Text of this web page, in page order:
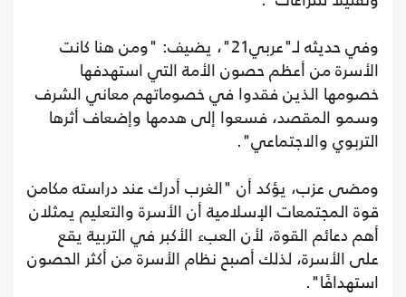
وفي حديثه لـ"عربي21"، يضيف: "ومن هنا كانت
الأسرة من أعظم حصون الأمة التي استهدفها
خصومها الذين فقدوا في خصوماتهم معاني الشرف
وسمو المقصد، فسعوا إلى هدمها وإضعاف أثرها
التربوي والاجتماعي".
ومضى عزب، يؤكد أن "الغرب أدرك عند دراسته مكامن
قوة المجتمعات الإسلامية أن الأسرة والتعليم يمثلان
أهم دعائم القوة، لأن العبء الأكبر في التربية يقع
على الأسرة، لذلك أصبح نظام الأسرة من أكثر الحصون
استهدافًا".